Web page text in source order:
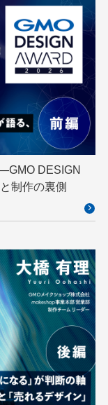
ィ byイエラエ
リティ
パボ
GMOロボッツ
GPUクラウド
iOS
K8s
PHPerKaigi
Tokyo Meetup
Terraform
VLA
DESIGN
制作の裏側